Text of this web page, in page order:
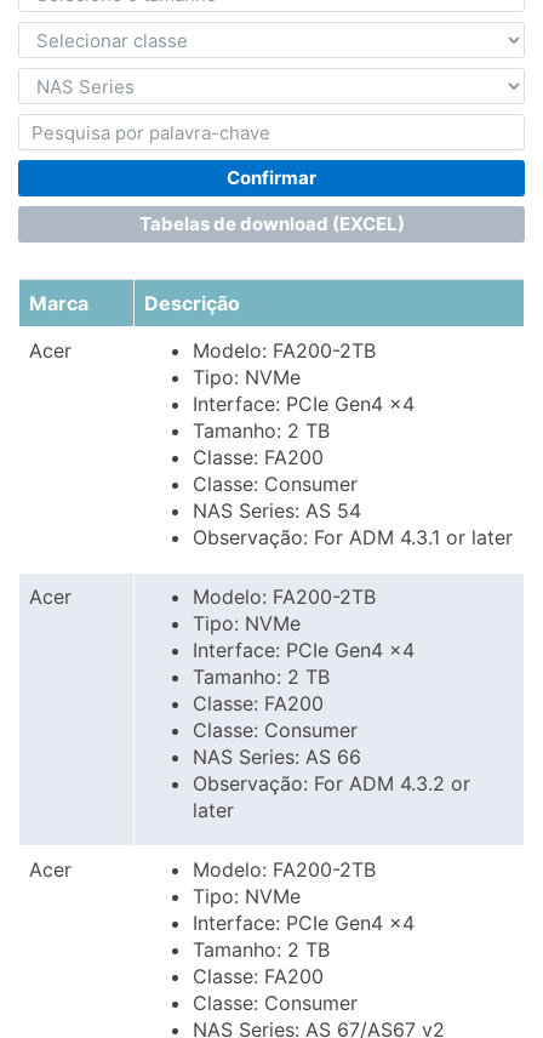
Confirmar
Tabelas de download (EXCEL)
Marca
Descrição
Acer
Modelo: FA200-2TB
Tipo: NVMe
Interface: PCIe Gen4 x4
Tamanho: 2 TB
Classe: FA200
Classe: Consumer
NAS Series: AS 54
Observação: For ADM 4.3.1 or later
Acer
Modelo: FA200-2TB
Tipo: NVMe
Interface: PCIe Gen4 x4
Tamanho: 2 TB
Classe: FA200
Classe: Consumer
NAS Series: AS 66
Observação: For ADM 4.3.2 or
later
Acer
Modelo: FA200-2TB
Tipo: NVMe
Interface: PCIe Gen4 x4
Tamanho: 2 TB
Classe: FA200
Classe: Consumer
NAS Series: AS 67/AS67 v2